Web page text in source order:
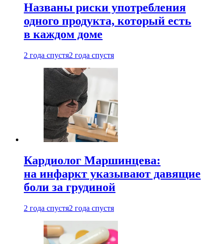
Названы риски употребления
одного продукта, который есть
в каждом доме
2 года спустя2 года спустя
Кардиолог Маршинцева:
на инфаркт указывают давящие
боли за грудиной
2 года спустя2 года спустя